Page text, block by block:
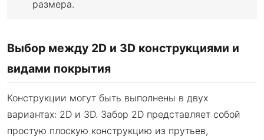
размера.
Выбор между 2D и 3D конструкциями и
видами покрытия
Конструкции могут быть выполнены в двух
вариантах: 2D и 3D. Забор 2D представляет собой
простую плоскую конструкцию из прутьев,